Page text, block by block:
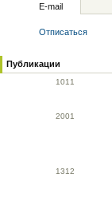
E-mail
Отписаться
Публикации
1011
2001
1312